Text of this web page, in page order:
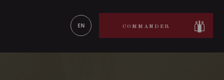
EN COMMANDER